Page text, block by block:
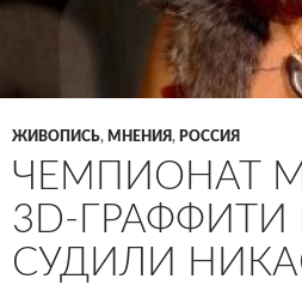
ЖИВОПИСЬ, МНЕНИЯ, РОССИЯ
ЧЕМПИОНАТ
3D-
СУДИЛИ